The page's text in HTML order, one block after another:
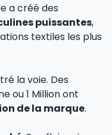
a créé des
puissantes,
textiles les plus
la voie. Des
ou 1 Million ont
de la marque.